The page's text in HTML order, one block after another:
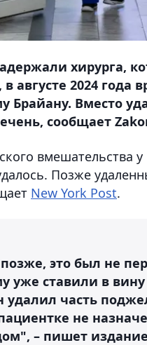
хирурга,
августе 2024
Брайану. Вместо
сообщает
вмешательства
Позже
New York Post.
это был не
уже ставили в
удалил часть
не
", – пишет